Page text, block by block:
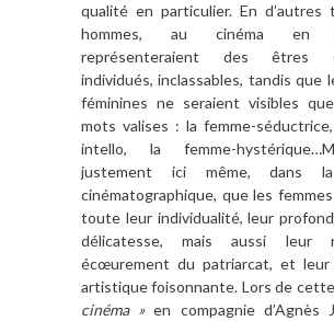
qualité en particulier. En d’autres
hommes, au cinéma en
représenteraient des êtres
individués, inclassables, tandis que
féminines ne seraient visibles
mots valises : la femme-
intello, la femme-
justement ici même, dans
cinématographique, que les
toute leur individualité, leur
délicatesse, mais aussi leur
écœurement du patriarcat, et leur
artistique foisonnante. Lors de cette
cinéma »en compagnie d’Agnès